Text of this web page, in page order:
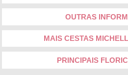
OUTRAS
MAIS CESTAS
PRINCIPAIS